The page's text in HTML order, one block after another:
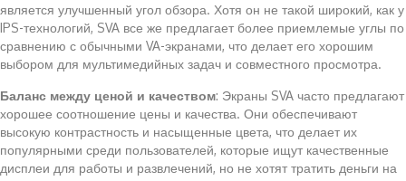
является улучшенный угол обзора. Хотя он не такой широкий, как у
IPS-технологий, SVA все же предлагает более приемлемые углы по
сравнению с обычными VA-экранами, что делает его хорошим
выбором для мультимедийных задач и совместного просмотра.
Баланс между ценой и качеством: Экраны SVA часто предлагают
хорошее соотношение цены и качества. Они обеспечивают
высокую контрастность и насыщенные цвета, что делает их
популярными среди пользователей, которые ищут качественные
дисплеи для работы и развлечений, но не хотят тратить деньги на